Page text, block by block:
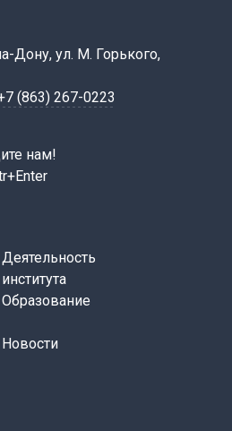
Дону, ул. М. Горького,
(863) 267-0223
нам!
Деятельность
института
Образование
Новости